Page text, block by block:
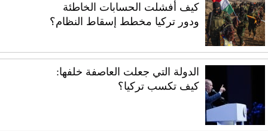
كيف أفشلت الحسابات الخاطئة
ودور تركيا مخطط إسقاط النظام؟
الدولة التي جعلت العاصفة خلفها:
كيف تكسب تركيا؟